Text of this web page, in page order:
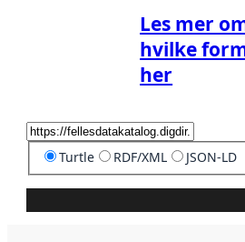
Les mer
hvilke
her
Turtle RDF/XML JSON-LD